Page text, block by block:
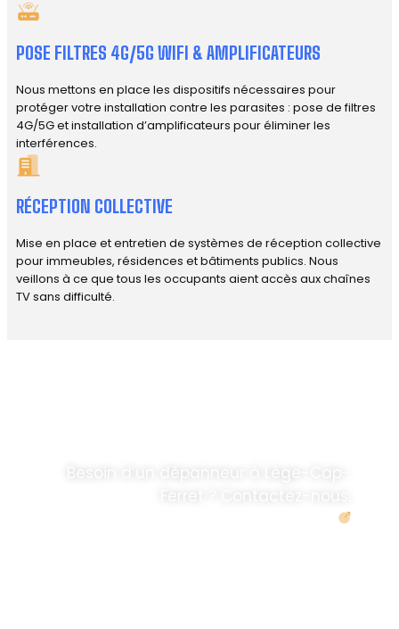
POSE FILTRES 4G/5G WIFI & AMPLIFICATEURS
Nous mettons en place les dispositifs nécessaires pour
protéger votre installation contre les parasites : pose de filtres
4G/5G et installation d’amplificateurs pour éliminer les
interférences.
RÉCEPTION COLLECTIVE
Mise en place et entretien de systèmes de réception collective
pour immeubles, résidences et bâtiments publics. Nous
veillons à ce que tous les occupants aient accès aux chaînes
TV sans difficulté.
Besoin d’un dépanneur à Lège-Cap-